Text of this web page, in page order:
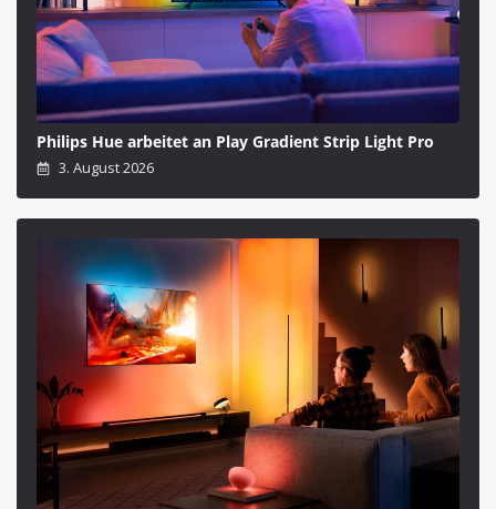
Philips Hue arbeitet an Play Gradient Strip Light Pro
3. August 2026